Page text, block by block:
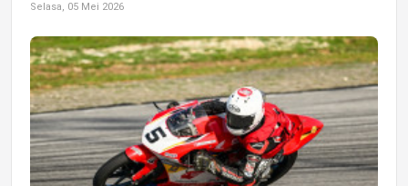
Selasa, 05 Mei 2026